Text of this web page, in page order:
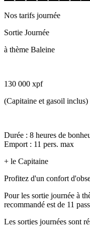
Nos tarifs journée
Sortie Journée
à thème Baleine
130 000 xpf
(Capitaine et gasoil inclus)
Durée : 8 heures de
Emport : 11 pers. max
+ le Capitaine
Profitez d'un confort
Pour les sortie journée à
recommandé est de 11
Les sorties journées sont